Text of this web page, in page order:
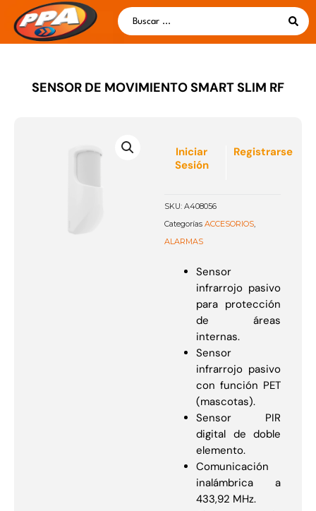
contenido
Search
...
SENSOR DE MOVIMIENTO SMART SLIM RF
Iniciar
Sesión
Registrarse
SKU:A408056
Categorías ACCESORIOS,
ALARMAS
Sensor
infrarrojo pasivo
para protección
de áreas
internas.
Sensor
infrarrojo pasivo
con función PET
(mascotas).
Sensor PIR
digital de doble
elemento.
Comunicación
inalámbrica a
433,92 MHz.